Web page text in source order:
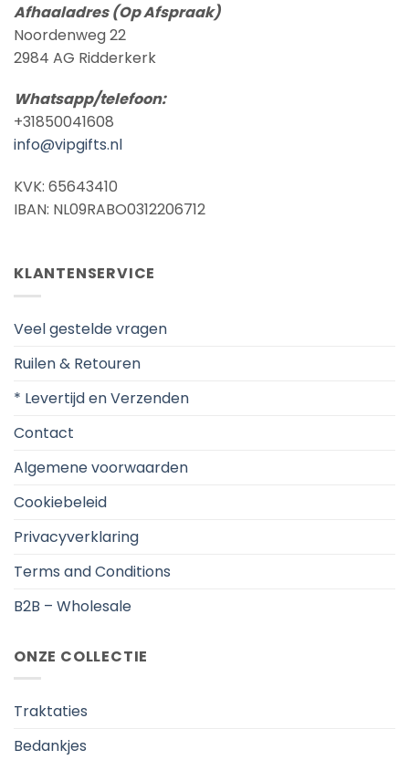
Afhaaladres (Op Afspraak)
Noordenweg 22
2984 AG Ridderkerk
Whatsapp/telefoon:
+31850041608
info@vipgifts.nl
KVK: 65643410
IBAN: NL09RABO0312206712
KLANTENSERVICE
Veel gestelde vragen
Ruilen & Retouren
* Levertijd en Verzenden
Contact
Algemene voorwaarden
Cookiebeleid
Privacyverklaring
Terms and Conditions
B2B – Wholesale
ONZE COLLECTIE
Traktaties
Bedankjes